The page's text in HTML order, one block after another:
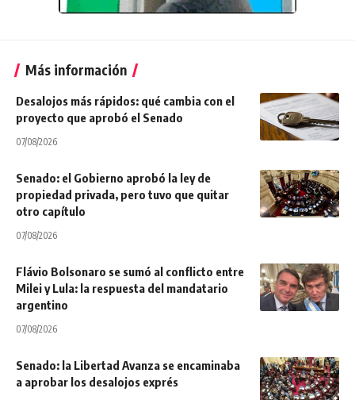
Más información
Desalojos más rápidos: qué cambia con el
proyecto que aprobó el Senado
07/08/2026
Senado: el Gobierno aprobó la ley de
propiedad privada, pero tuvo que quitar
otro capítulo
07/08/2026
Flávio Bolsonaro se sumó al conflicto entre
Milei y Lula: la respuesta del mandatario
argentino
07/08/2026
Senado: la Libertad Avanza se encaminaba
a aprobar los desalojos exprés